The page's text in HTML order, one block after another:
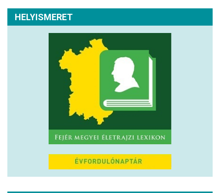
HELYISMERET